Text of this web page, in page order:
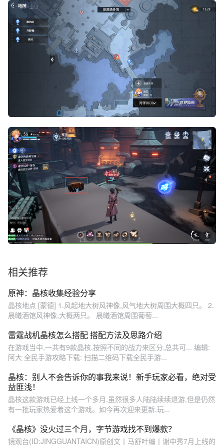
相关推荐
原神：晶核收集经验分享
晶核地点 [蒙德] 1.风起地大树风神像,风气地大树周围大概四只。 2.
晨曦酒馆风神像,大概两只。 晨曦酒馆周围葡萄...
雷霆战机晶核怎么搭配 搭配方法及思路介绍
在游戏当中,一共有9款晶核,按照不同的战力来区分,总共可... 编辑:
阿大 全民手游攻略下载: 扫描二维码下载全民手游...
晶核：别人不会告诉你的事我来说！新手玩家必看，绝对受
益匪浅！
晶核这款游戏已经上线一个多月,虽然很多人陆陆续续退游,但是仍然
有一批玩家热爱着这个游戏。如今再次迎来更新,玩...
《晶核》没火过三个月，字节游戏找不到爆款？
镜观台(ID:JINGGUANTAICN)原创文丨马舒叶编丨谢中秀7月上线的